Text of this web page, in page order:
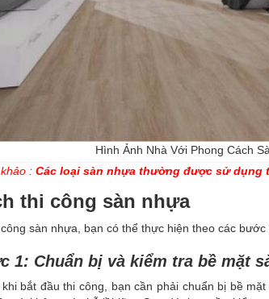
Hình Ảnh Nhà Với Phong Cách
: Các loại sàn nhựa thường được sử dụng
thi công sàn nhựa
sàn nhựa, bạn có thể thực hiện theo các bước
1: Chuẩn bị và kiểm tra bề mặt
bắt đầu thi công, bạn cần phải chuẩn bị bề